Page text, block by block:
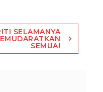
SELAMANYA
SEMUA!